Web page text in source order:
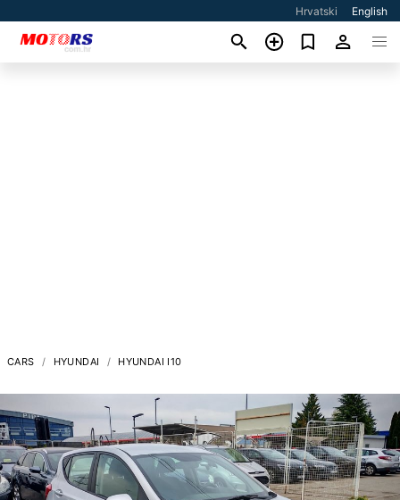
Hrvatski English
CARS HYUNDAI HYUNDAI I10